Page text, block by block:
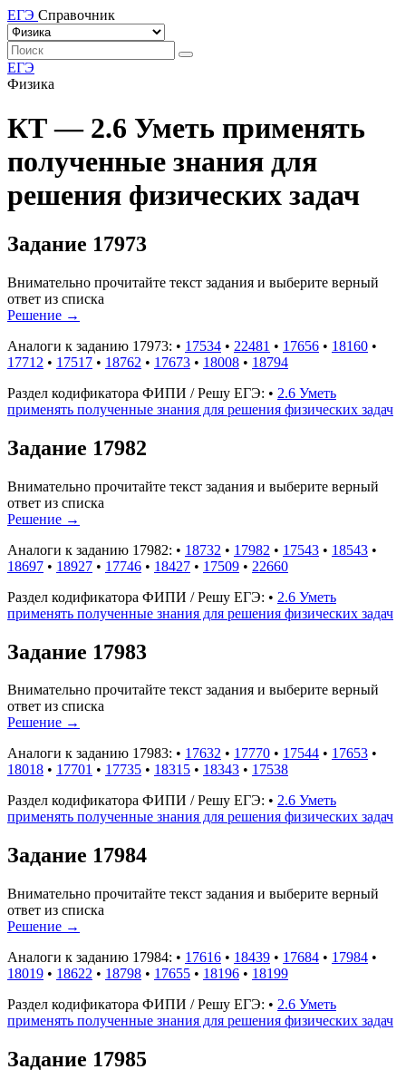
ЕГЭ Справочник
ЕГЭ
Физика
КТ — 2.6 Уметь применять
полученные знания для
решения физических задач
Задание 17973
Внимательно прочитайте текст задания и выберите верный
ответ из списка
Решение →
Аналоги к заданию 17973: • 17534 • 22481 • 17656 • 18160 •
17712 • 17517 • 18762 • 17673 • 18008 • 18794
Раздел кодификатора ФИПИ / Решу ЕГЭ: • 2.6 Уметь
применять полученные знания для решения физических задач
Задание 17982
Внимательно прочитайте текст задания и выберите верный
ответ из списка
Решение →
Аналоги к заданию 17982: • 18732 • 17982 • 17543 • 18543 •
18697 • 18927 • 17746 • 18427 • 17509 • 22660
Раздел кодификатора ФИПИ / Решу ЕГЭ: • 2.6 Уметь
применять полученные знания для решения физических задач
Задание 17983
Внимательно прочитайте текст задания и выберите верный
ответ из списка
Решение →
Аналоги к заданию 17983: • 17632 • 17770 • 17544 • 17653 •
18018 • 17701 • 17735 • 18315 • 18343 • 17538
Раздел кодификатора ФИПИ / Решу ЕГЭ: • 2.6 Уметь
применять полученные знания для решения физических задач
Задание 17984
Внимательно прочитайте текст задания и выберите верный
ответ из списка
Решение →
Аналоги к заданию 17984: • 17616 • 18439 • 17684 • 17984 •
18019 • 18622 • 18798 • 17655 • 18196 • 18199
Раздел кодификатора ФИПИ / Решу ЕГЭ: • 2.6 Уметь
применять полученные знания для решения физических задач
Задание 17985